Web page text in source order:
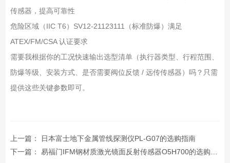
传感器，提高可靠性
危险区域（IIC T6） SV12-21123111（标准防爆） 满足
ATEX/FM/CSA 认证要求
需要我根据你的工况快速输出选型清单（执行器类型、行程范围、
防爆等级、安装方式、是否需要阀位反馈 / 远传传感器）吗？只需
提供这些关键参数即可。
上一篇：
日本富士地下金属管线探测仪PL-G07的选购指南
下一篇： 易福门IFM钢材质激光镜面反射传感器O5H700的选购指南